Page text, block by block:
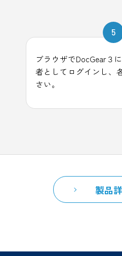
5
ブラウザでDocGear３
者としてログインし、
さい。
製品